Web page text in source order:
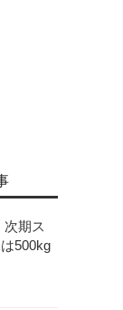
次期ス
500kg